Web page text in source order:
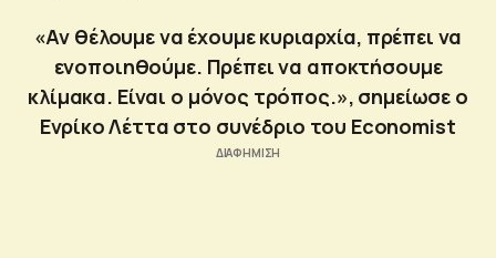
«Αν θέλουμε να έχουμε κυριαρχία, πρέπει να
ενοποιηθούμε. Πρέπει να αποκτήσουμε
κλίμακα. Είναι ο μόνος τρόπος.», σημείωσε ο
Ενρίκο Λέττα στο συνέδριο του Economist